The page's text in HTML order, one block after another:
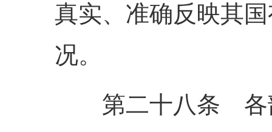
真实、准确反映其
况。
第二十八条 各部